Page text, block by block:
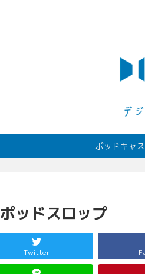
ポッドキャ
ポッドスロップ
Twitter